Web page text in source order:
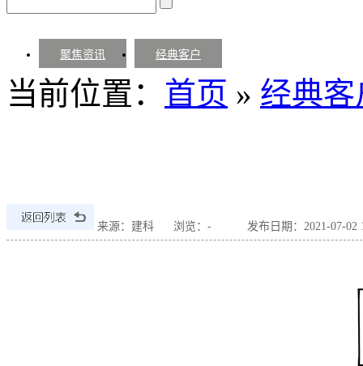
聚焦资讯 经典客户
当前位置： 首页 » 经典客
来源：建科 浏览： - 发布日期：2021-07-02